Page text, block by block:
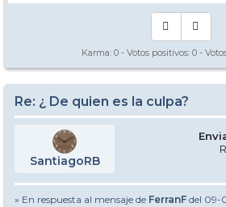
Karma: 0 - Votos positivos: 0 -
Re: ¿ De quien es la culpa?
SantiagoRB
» En respuesta al mensaje de FerranF del 09-